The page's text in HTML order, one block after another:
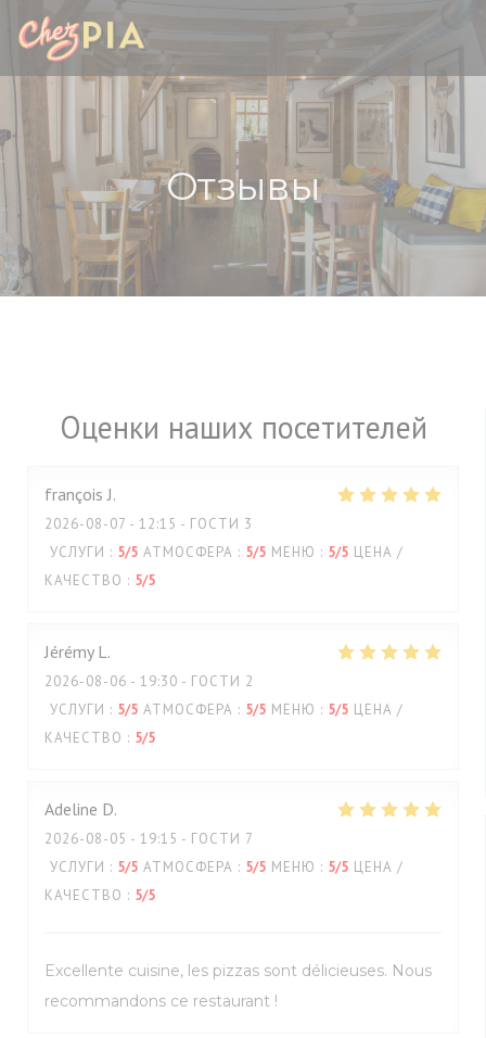
Панель управления cookies
Отзывы
Оценки наших посетителей
françois J
2026-08-07 - 12:15 - ГОСТИ 3
УСЛУГИ : 5/5 АТМОСФЕРА : 5/5 МЕНЮ : 5/5 ЦЕНА /
КАЧЕСТВО : 5/5
Jérémy L
2026-08-06 - 19:30 - ГОСТИ 2
УСЛУГИ : 5/5 АТМОСФЕРА : 5/5 МЕНЮ : 5/5 ЦЕНА /
КАЧЕСТВО : 5/5
Adeline D
2026-08-05 - 19:15 - ГОСТИ 7
УСЛУГИ : 5/5 АТМОСФЕРА : 5/5 МЕНЮ : 5/5 ЦЕНА /
КАЧЕСТВО : 5/5
Excellente cuisine, les pizzas sont délicieuses. Nous
recommandons ce restaurant !